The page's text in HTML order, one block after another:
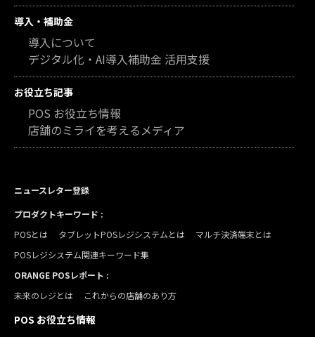
導入・補助金
導入について
デジタル化・AI導入補助金 活用支援
お役立ち記事
POS お役立ち情報
店舗のミライを考えるメディア
ニュースレター登録
プロダクトキーワード :
POSとは
タブレットPOSレジシステムとは
マルチ決済端末とは
POSレジシステム関連キーワード集
ORANGE POSレポート :
未来のレジとは
これからの店舗のあり方
POS お役立ち情報